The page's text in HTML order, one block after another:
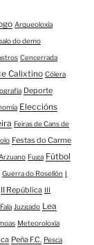
Arqueoloxía
do demo
Cencerrada
Calixtino Cólera
Deporte
Eleccións
Feiras de Cans de
Festas do Carme
Fuga Fútbol
Guerra do Rosellón I
II República III
Juzgado Lea
Meteoroloxía
Peña F.C. Pesca